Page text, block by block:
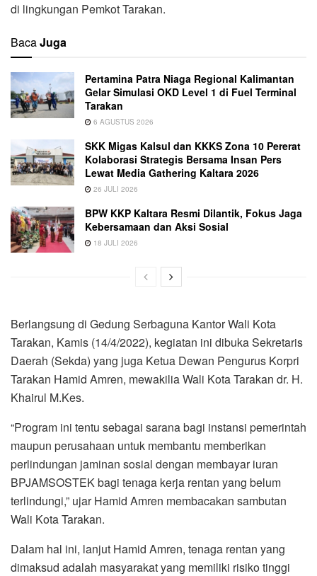
di lingkungan Pemkot Tarakan.
BacaJuga
Pertamina Patra Niaga Regional Kalimantan
Gelar Simulasi OKD Level 1 di Fuel Terminal
Tarakan
6 AGUSTUS 2026
SKK Migas Kalsul dan KKKS Zona 10 Pererat
Kolaborasi Strategis Bersama Insan Pers
Lewat Media Gathering Kaltara 2026
26 JULI 2026
BPW KKP Kaltara Resmi Dilantik, Fokus Jaga
Kebersamaan dan Aksi Sosial
18 JULI 2026
Berlangsung di Gedung Serbaguna Kantor Wali Kota
Tarakan, Kamis (14/4/2022), kegiatan ini dibuka Sekretaris
Daerah (Sekda) yang juga Ketua Dewan Pengurus Korpri
Tarakan Hamid Amren, mewakilia Wali Kota Tarakan dr. H.
Khairul M.Kes.
“Program ini tentu sebagai sarana bagi instansi pemerintah
maupun perusahaan untuk membantu memberikan
perlindungan jaminan sosial dengan membayar iuran
BPJAMSOSTEK bagi tenaga kerja rentan yang belum
terlindungi,” ujar Hamid Amren membacakan sambutan
Wali Kota Tarakan.
Dalam hal ini, lanjut Hamid Amren, tenaga rentan yang
dimaksud adalah masyarakat yang memiliki risiko tinggi